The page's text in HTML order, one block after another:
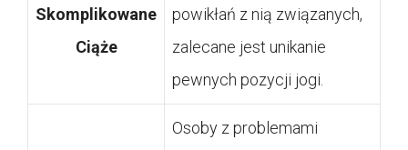
Skomplikowane
Ciąże
powikłań z nią związanych,
zalecane jest unikanie
pewnych pozycji jogi.
Osoby z problemami